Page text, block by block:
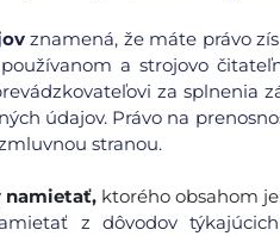
znamená, že máte právo
a strojovo
za
údajov. Právo na
stranou.
namietať, ktorého obsahom
z dôvodov